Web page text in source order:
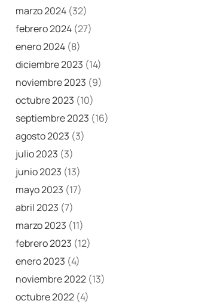
marzo 2024 (32)
febrero 2024 (27)
enero 2024 (8)
diciembre 2023 (14)
noviembre 2023 (9)
octubre 2023 (10)
septiembre 2023 (16)
agosto 2023 (3)
julio 2023 (3)
junio 2023 (13)
mayo 2023 (17)
abril 2023 (7)
marzo 2023 (11)
febrero 2023 (12)
enero 2023 (4)
noviembre 2022 (13)
octubre 2022 (4)